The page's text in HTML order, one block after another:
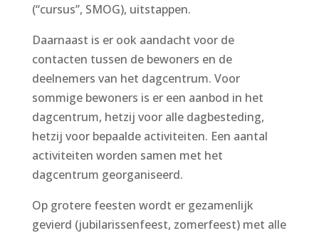
(“cursus”, SMOG), uitstappen.
Daarnaast is er ook aandacht voor de
contacten tussen de bewoners en de
deelnemers van het dagcentrum. Voor
sommige bewoners is er een aanbod in het
dagcentrum, hetzij voor alle dagbesteding,
hetzij voor bepaalde activiteiten. Een aantal
activiteiten worden samen met het
dagcentrum georganiseerd.
Op grotere feesten wordt er gezamenlijk
gevierd (jubilarissenfeest, zomerfeest) met alle